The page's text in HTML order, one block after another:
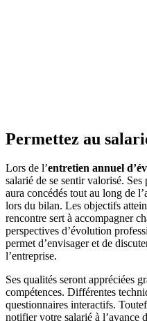
Permettez au
Lors de l’entretien annuel
salarié de se sentir valorisé.
aura concédés tout au long de
lors du bilan. Les objectifs
rencontre sert à accompagner
perspectives d’évolution
permet d’envisager et de
l’entreprise.
Ses qualités seront appréciées
compétences. Différentes
questionnaires interactifs.
notifier votre salarié à l’avance